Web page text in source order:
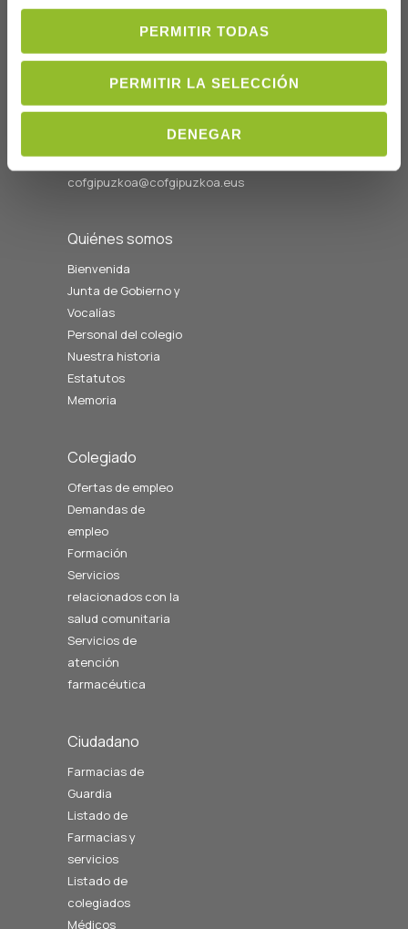
PERMITIR TODAS
PERMITIR LA SELECCIÓN
DENEGAR
Dónde Estamos
C/Prim 2, 1
Sebastián
cofgipuzkoa@cofgipuzkoa.eus
Quiénes somos
Bienvenida
Junta de Gobierno y
Vocalías
Personal del colegio
Nuestra historia
Estatutos
Memoria
Colegiado
Ofertas de empleo
Demandas de
empleo
Formación
Servicios
relacionados con la
salud comunitaria
Servicios de
atención
farmacéutica
Ciudadano
Farmacias de
Guardia
Listado de
Farmacias y
servicios
Listado de
colegiados
Médicos